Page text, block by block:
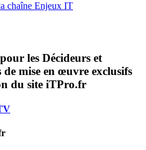
chaîne Enjeux IT
les Décideurs et
mise en œuvre exclusifs
du site iTPro.fr